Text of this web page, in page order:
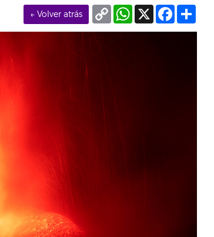
← Volver atrás Facebook
X
WhatsApp
Copy
Link